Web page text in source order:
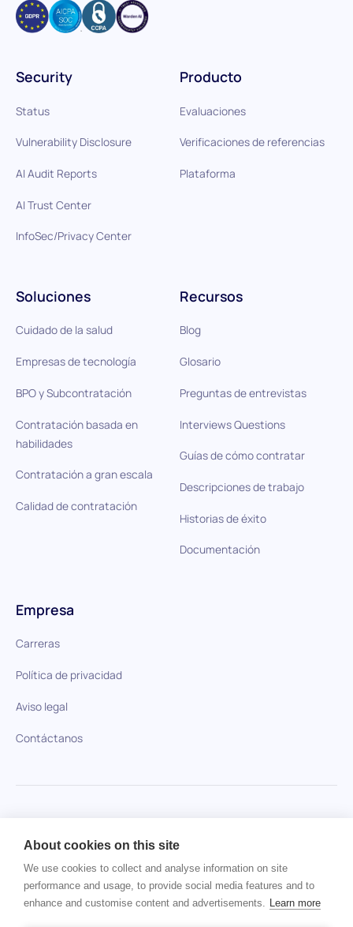
Producto
Evaluaciones
Verificaciones de referencias
Plataforma
Soluciones
Cuidado de la salud
Empresas de tecnología
BPO y Subcontratación
Contratación basada en
habilidades
Contratación a gran escala
Calidad de contratación
Recursos
Blog
Glosario
Preguntas de entrevistas
Interviews Questions
Guías de cómo contratar
Descripciones de trabajo
Historias de éxito
Documentación
Security
Status
Vulnerability Disclosure
AI Audit Reports
AI Trust Center
InfoSec/Privacy Center
Empresa
Carreras
Política de privacidad
Aviso legal
Contáctanos
No se ha encontrado ningún artículo.
About cookies on this site
We use cookies to collect and analyse information on site
performance and usage, to provide social media features and to
enhance and customise content and advertisements. Learn more